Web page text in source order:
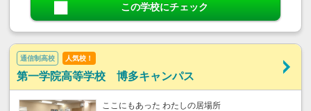
この学校にチェック
通信制高校 人気校！
第一学院高等学校 博多キャンパス
ここにもあった わたしの居場所